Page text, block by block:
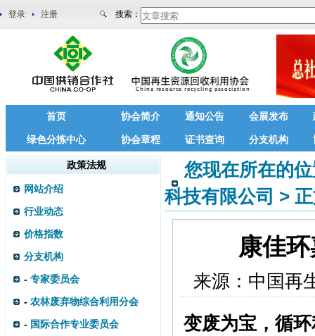
登录 注册 搜索：
首页 协会简介 通知公告 会展发布
绿色分拣中心 协会章程 证书查询 分支机构
政策法规
网站介绍
行业动态
价格指数
分支机构
- 专家委员会
- 农林废弃物综合利用分会
- 国际合作专业委员会
您现在所在的
科技有限公司 >
康佳
来源： 中国再
变废为宝，循